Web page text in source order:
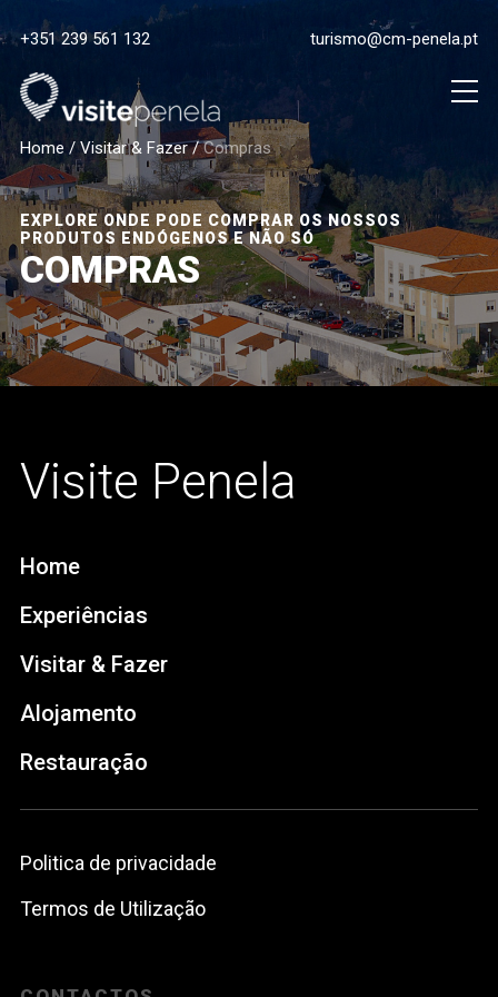
+351 239 561 132 turismo@cm-penela.pt
Home / Visitar & Fazer / Compras
EXPLORE ONDE PODE COMPRAR OS NOSSOS
PRODUTOS ENDÓGENOS E NÃO SÓ
COMPRAS
Visite Penela
Home
Experiências
Visitar & Fazer
Alojamento
Restauração
Politica de privacidade
Termos de Utilização